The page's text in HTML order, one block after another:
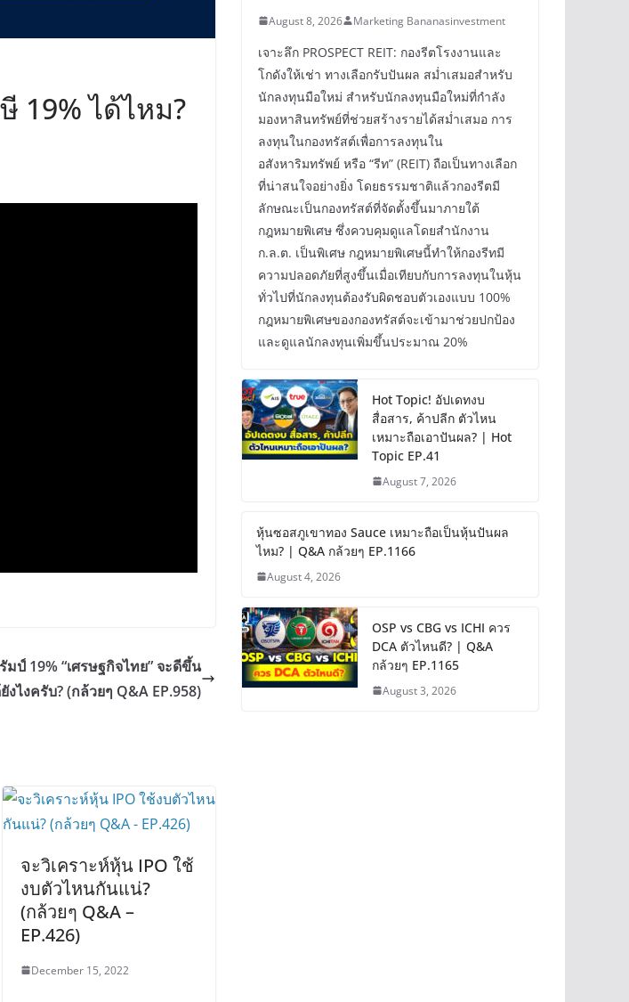
19% ได้ไหม?
ป์ 19% “เศรษฐกิจไทย” จะดีขึ้น
งไงครับ? (กล้วยๆ Q&A EP.958)
จะวิเคราะห์หุ้น IPO ใช้
งบตัวไหนกันแน่?
(กล้วยๆ Q&A –
EP.426)
December 15, 2022
August 8, 2026 Marketing Bananasinvestment
เจาะลึก PROSPECT REIT: กองรีตโรงงานและ
โกดังให้เช่า ทางเลือกรับปันผล สม่ำเสมอสำหรับ
นักลงทุนมือใหม่ สำหรับนักลงทุนมือใหม่ที่กำลัง
มองหาสินทรัพย์ที่ช่วยสร้างรายได้สม่ำเสมอ การ
ลงทุนในกองทรัสต์เพื่อการลงทุนใน
อสังหาริมทรัพย์ หรือ “รีท” (REIT) ถือเป็นทางเลือก
ที่น่าสนใจอย่างยิ่ง โดยธรรมชาติแล้วกองรีตมี
ลักษณะเป็นกองทรัสต์ที่จัดตั้งขึ้นมาภายใต้
กฎหมายพิเศษ ซึ่งควบคุมดูแลโดยสำนักงาน
ก.ล.ต. เป็นพิเศษ กฎหมายพิเศษนี้ทำให้กองรีทมี
ความปลอดภัยที่สูงขึ้นเมื่อเทียบกับการลงทุนในหุ้น
ทั่วไปที่นักลงทุนต้องรับผิดชอบตัวเองแบบ 100%
กฎหมายพิเศษของกองทรัสต์จะเข้ามาช่วยปกป้อง
และดูแลนักลงทุนเพิ่มขึ้นประมาณ 20%
Hot Topic! อัปเดทงบ
สื่อสาร, ค้าปลีก ตัวไหน
เหมาะถือเอาปันผล? | Hot
Topic EP.41
August 7, 2026
หุ้นซอสภูเขาทอง Sauce เหมาะถือเป็นหุ้นปันผล
ไหม? | Q&A กล้วยๆ EP.1166
August 4, 2026
OSP vs CBG vs ICHI ควร
DCA ตัวไหนดี? | Q&A
กล้วยๆ EP.1165
August 3, 2026